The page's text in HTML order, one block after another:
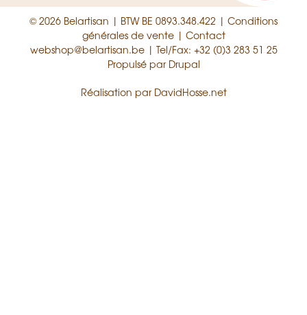
© 2026 Belartisan | BTW BE 0893.348.422 | Conditions
générales de vente| Contact
webshop@belartisan.be| Tel/Fax: +32 (0)3 283 51 25
Propulsé par Drupal
Réalisation par DavidHosse.net